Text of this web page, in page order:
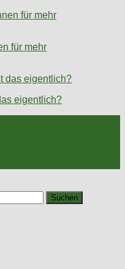
für mehr
eigentlich?